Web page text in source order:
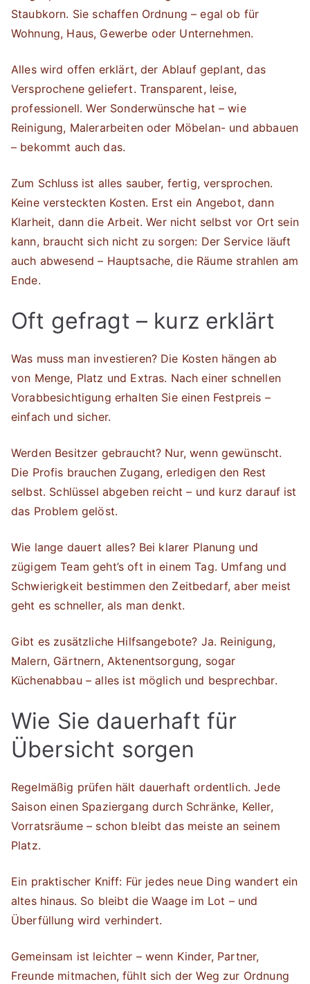
Staubkorn. Sie schaffen Ordnung – egal ob für
Wohnung, Haus, Gewerbe oder Unternehmen.
Alles wird offen erklärt, der Ablauf geplant, das
Versprochene geliefert. Transparent, leise,
professionell. Wer Sonderwünsche hat – wie
Reinigung, Malerarbeiten oder Möbelan- und abbauen
– bekommt auch das.
Zum Schluss ist alles sauber, fertig, versprochen.
Keine versteckten Kosten. Erst ein Angebot, dann
Klarheit, dann die Arbeit. Wer nicht selbst vor Ort sein
kann, braucht sich nicht zu sorgen: Der Service läuft
auch abwesend – Hauptsache, die Räume strahlen am
Ende.
Oft gefragt – kurz erklärt
Was muss man investieren? Die Kosten hängen ab
von Menge, Platz und Extras. Nach einer schnellen
Vorabbesichtigung erhalten Sie einen Festpreis –
einfach und sicher.
Werden Besitzer gebraucht? Nur, wenn gewünscht.
Die Profis brauchen Zugang, erledigen den Rest
selbst. Schlüssel abgeben reicht – und kurz darauf ist
das Problem gelöst.
Wie lange dauert alles? Bei klarer Planung und
zügigem Team geht’s oft in einem Tag. Umfang und
Schwierigkeit bestimmen den Zeitbedarf, aber meist
geht es schneller, als man denkt.
Gibt es zusätzliche Hilfsangebote? Ja. Reinigung,
Malern, Gärtnern, Aktenentsorgung, sogar
Küchenabbau – alles ist möglich und besprechbar.
Wie Sie dauerhaft für
Übersicht sorgen
Regelmäßig prüfen hält dauerhaft ordentlich. Jede
Saison einen Spaziergang durch Schränke, Keller,
Vorratsräume – schon bleibt das meiste an seinem
Platz.
Ein praktischer Kniff: Für jedes neue Ding wandert ein
altes hinaus. So bleibt die Waage im Lot – und
Überfüllung wird verhindert.
Gemeinsam ist leichter – wenn Kinder, Partner,
Freunde mitmachen, fühlt sich der Weg zur Ordnung